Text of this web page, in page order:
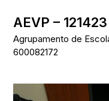
content
AEVP – 121423
Agrupamento de
600082172